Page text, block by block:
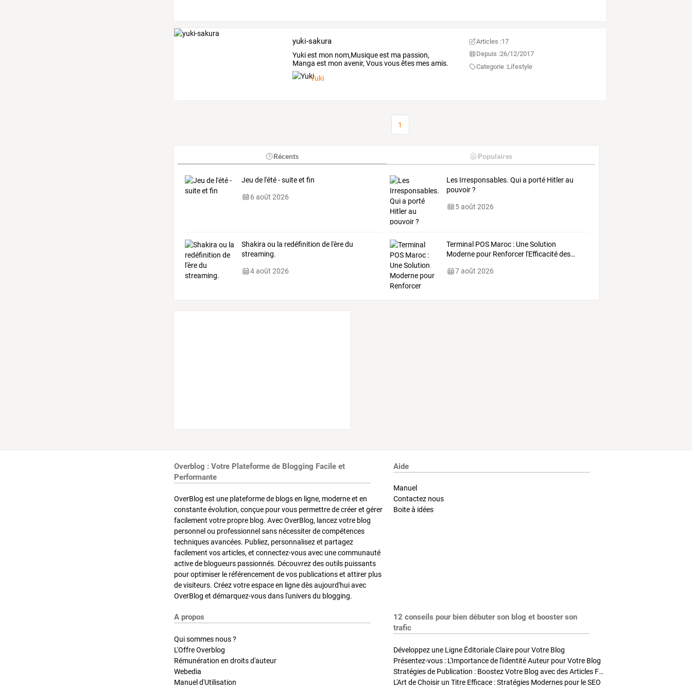
yuki-sakura
Yuki est mon nom,Musique est ma passion,
Manga est mon avenir, Vous vous êtes mes amis.
Yuki
Articles :17
Depuis :26/12/2017
Categorie :Lifestyle
1
Récents Populaires
Jeu de l'été - suite et fin
6 août 2026
Les Irresponsables. Qui a porté Hitler au
pouvoir ?
5 août 2026
Shakira ou la redéfinition de l'ère du
streaming.
4 août 2026
Terminal POS Maroc : UneSolution
Moderne pour Renforcer l'Efficacitédes…
7 août 2026
Overblog : Votre Plateforme de Blogging Facile et
Performante
OverBlog est une plateforme de blogs en ligne, moderne et en
constante évolution, conçue pour vous permettre de créer et gérer
facilement votre propre blog. Avec OverBlog, lancez votre blog
personnel ou professionnel sans nécessiter de compétences
techniques avancées. Publiez, personnalisez et partagez
facilement vos articles, et connectez-vous avec une communauté
active de blogueurs passionnés. Découvrez des outils puissants
pour optimiser le référencement de vos publications et attirer plus
de visiteurs. Créez votre espace en ligne dès aujourd'hui avec
OverBlog et démarquez-vous dans l'univers du blogging.
Aide
Manuel
Contactez nous
Boite à idées
A propos
Qui sommes nous ?
L'Offre Overblog
Rémunération en droits d'auteur
Webedia
Manuel d'Utilisation
12 conseils pour bien débuter son blog et booster son
trafic
Développez une Ligne Éditoriale Claire pour Votre Blog
Présentez-vous : L'Importance de l'Identité Auteur pour Votre Blog
Stratégies de Publication : Boostez Votre Blog avec des Articles Fréquents et Exclusifs
L'Art de Choisir un Titre Efficace : Stratégies Modernes pour le SEO